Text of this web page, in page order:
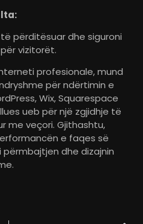
përditësuar dhe siguroni
vizitorët.
profesionale, mund
për ndërtimin e
Wix, Squarespace
ueb për një zgjidhje të
me veçori. Gjithashtu,
e faqes së
dhe dizajnin